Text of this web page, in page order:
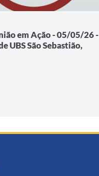
em Ação - 05/05/26 -
UBS São Sebastião,